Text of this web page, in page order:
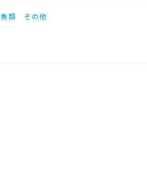
魚類 その他